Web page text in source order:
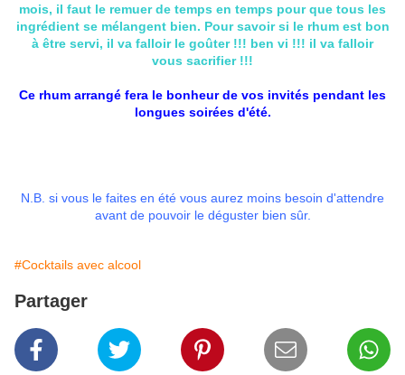
mois, il faut le remuer de temps en temps pour que tous les
ingrédient se mélangent bien. Pour savoir si le rhum est bon
à être servi, il va falloir le goûter !!! ben vi !!! il va falloir
vous sacrifier !!!
Ce rhum arrangé fera le bonheur de vos invités pendant les
longues soirées d'été.
N.B. si vous le faites en été vous aurez moins besoin d'attendre
avant de pouvoir le déguster bien sûr.
#Cocktails avec alcool
Partager